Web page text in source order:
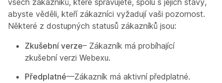
všech zákazníků, které spravujete, spolu s jejich stavy,
abyste věděli, kteří zákazníci vyžadují vaši pozornost.
Některé z dostupných statusů zákazníků jsou:
Zkušební verze– Zákazník má probíhající
zkušební verzi Webexu.
Předplatné—Zákazník má aktivní předplatné.